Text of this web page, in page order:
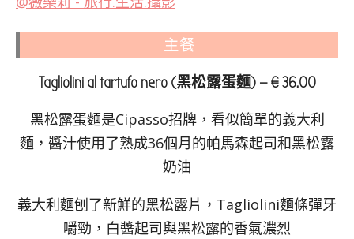
主餐
Tagliolini al tartufo nero (黑松露蛋麵) — € 36.00
黑松露蛋麵是Cipasso招牌，看似簡單的義大利
麵，醬汁使用了熟成36個月的帕馬森起司和黑松露
奶油
義大利麵刨了新鮮的黑松露片，Tagliolini麵條彈牙
嚼勁，白醬起司與黑松露的香氣濃烈